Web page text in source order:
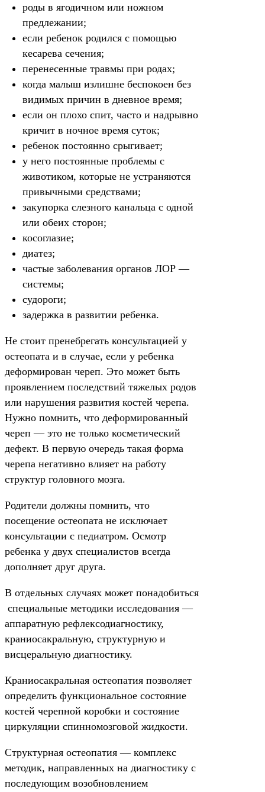
роды в ягодичном или ножном
предлежании;
если ребенок родился с помощью
кесарева сечения;
перенесенные травмы при родах;
когда малыш излишне беспокоен без
видимых причин в дневное время;
если он плохо спит, часто и надрывно
кричит в ночное время суток;
ребенок постоянно срыгивает;
у него постоянные проблемы с
животиком, которые не устраняются
привычными средствами;
закупорка слезного канальца с одной
или обеих сторон;
косоглазие;
диатез;
частые заболевания органов ЛОР —
системы;
судороги;
задержка в развитии ребенка.
Не стоит пренебрегать консультацией у
остеопата и в случае, если у ребенка
деформирован череп. Это может быть
проявлением последствий тяжелых родов
или нарушения развития костей черепа.
Нужно помнить, что деформированный
череп — это не только косметический
дефект. В первую очередь такая форма
черепа негативно влияет на работу
структур головного мозга.
Родители должны помнить, что
посещение остеопата не исключает
консультации с педиатром. Осмотр
ребенка у двух специалистов всегда
дополняет друг друга.
В отдельных случаях может понадобиться
специальные методики исследования —
аппаратную рефлексодиагностику,
краниосакральную, структурную и
висцеральную диагностику.
Краниосакральная остеопатия позволяет
определить функциональное состояние
костей черепной коробки и состояние
циркуляции спинномозговой жидкости.
Структурная остеопатия — комплекс
методик, направленных на диагностику с
последующим возобновлением